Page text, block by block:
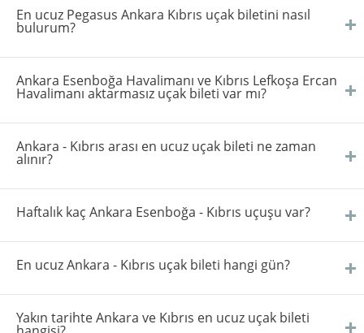
En ucuz Pegasus Ankara Kıbrıs uçak biletini nasıl
bulurum?
Ankara Esenboğa Havalimanı ve Kıbrıs Lefkoşa Ercan
Havalimanı aktarmasız uçak bileti var mı?
Ankara - Kıbrıs arası en ucuz uçak bileti ne zaman
alınır?
Haftalık kaç Ankara Esenboğa - Kıbrıs uçuşu var?
En ucuz Ankara - Kıbrıs uçak bileti hangi gün?
Yakın tarihte Ankara ve Kıbrıs en ucuz uçak bileti